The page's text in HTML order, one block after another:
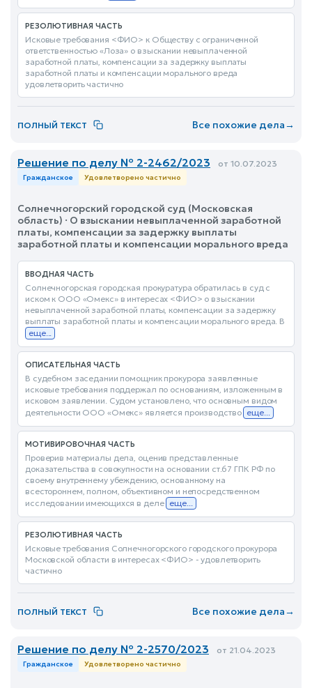
РЕЗОЛЮТИВНАЯ ЧАСТЬ
Исковые требования <ФИО> к Обществу с ограниченной
ответственностью «Лоза» о взыскании невыплаченной
заработной платы, компенсации за задержку выплаты
заработной платы и компенсации морального вреда
удовлетворить частично
ПОЛНЫЙ ТЕКСТ Все похожие дела→
Решение по делу № 2-2462/2023 от 10.07.2023
Гражданское Удовлетворено частично
Солнечногорский городской суд (Московская
область) · О взыскании невыплаченной заработной
платы, компенсации за задержку выплаты
заработной платы и компенсации морального вреда
ВВОДНАЯ ЧАСТЬ
Солнечногорская городская прокуратура обратилась в суд с
иском к ООО «Омекс» в интересах <ФИО> о взыскании
невыплаченной заработной платы, компенсации за задержку
выплаты заработной платы и компенсации морального вреда. В
еще...
ОПИСАТЕЛЬНАЯ ЧАСТЬ
В судебном заседании помощник прокурора заявленные
исковые требования поддержал по основаниям, изложенным в
исковом заявлении. Судом установлено, что основным видом
деятельности ООО «Омекс» является производство еще...
МОТИВИРОВОЧНАЯ ЧАСТЬ
Проверив материалы дела, оценив представленные
доказательства в совокупности на основании ст.67 ГПК РФ по
своему внутреннему убеждению, основанному на
всестороннем, полном, объективном и непосредственном
исследовании имеющихся в деле еще...
РЕЗОЛЮТИВНАЯ ЧАСТЬ
Исковые требования Солнечногорского городского прокурора
Московской области в интересах <ФИО> - удовлетворить
частично
ПОЛНЫЙ ТЕКСТ Все похожие дела→
Решение по делу № 2-2570/2023 от 21.04.2023
Гражданское Удовлетворено частично